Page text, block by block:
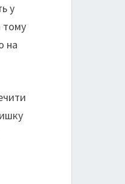
у
тому
на